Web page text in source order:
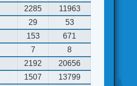
2285
11963
29
53
153
671
7
8
2192
20656
1507
13799